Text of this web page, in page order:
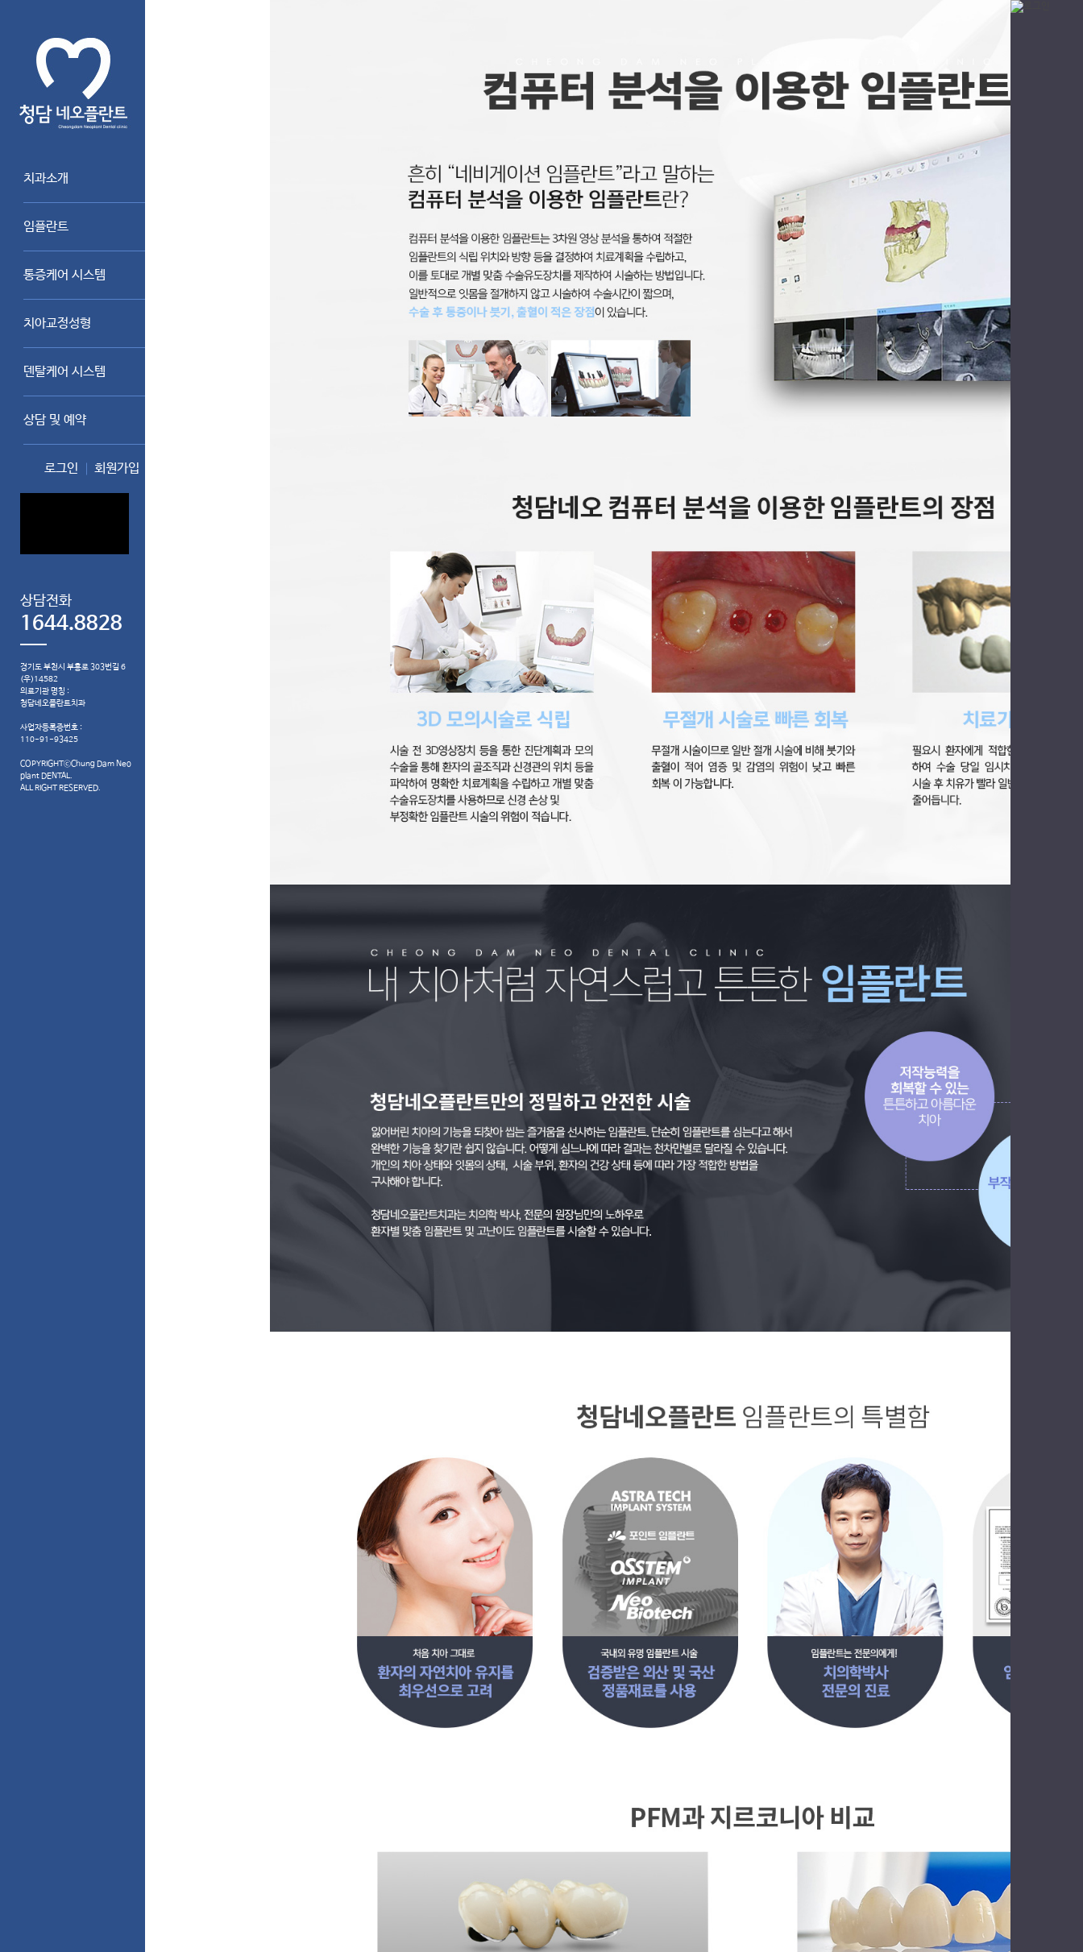
치과소개
임플란트
통증케어 시스템
치아교정성형
덴탈케어 시스템
상담 및 예약
로그인 회원가입
상담전화
1644.8828
경기도 부천시 부흥로 303번길 6
(우)14582
의료기관 명칭 :
청담네오플란트치과
사업자등록증번호 :
110-91-93425
COPYRIGHTⓒChung Dam Neo
plant DENTAL.
ALL RIGHT RESERVED.